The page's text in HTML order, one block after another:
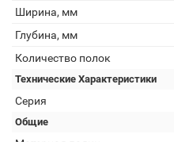
Ширина, мм
Глубина, мм
Количество полок
Технические Характеристики
Серия
Общие